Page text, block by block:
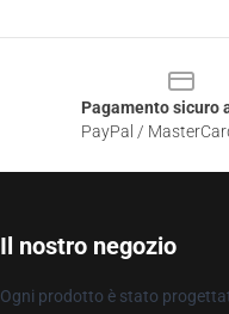
Pagamento sicuro
PayPal /
Il nostro negozio
Ogni prodotto è stato